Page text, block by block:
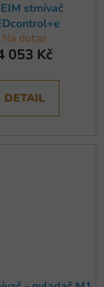
stmívač
Na dotaz
053 Kč
DETAIL